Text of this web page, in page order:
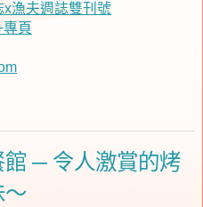
x漁夫週誌雙刊號
頁
館 ─ 令人激賞的烤
～